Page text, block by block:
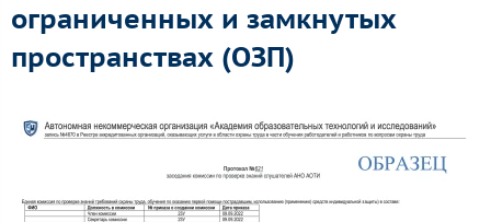
ограниченных и замкнутых
пространствах (ОЗП)